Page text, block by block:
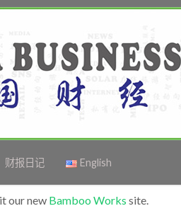
财报日记 English
our new Bamboo Works site.